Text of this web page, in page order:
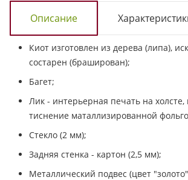
Описание
Киот изготовлен из дерева (липа),
состарен (браширован);
Багет;
Лик - интерьерная печать на холсте,
тиснение маталлизированной
Стекло (2 мм);
Задняя стенка - картон (2,5 мм);
Металлический подвес (цвет